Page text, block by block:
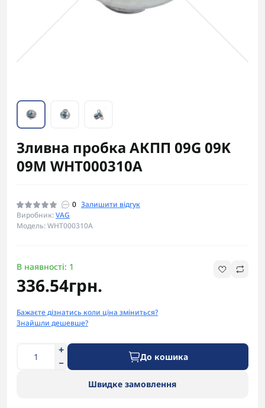
Зливна пробка АКПП 09G 09K
09M WHT000310A
0 Залишити відгук
Виробник:VAG
Модель: WHT000310A
В наявності: 1
336.54грн.
Бажаєте дізнатись коли ціна зміниться?
Знайшли дешевше?
До кошика
Швидке замовлення